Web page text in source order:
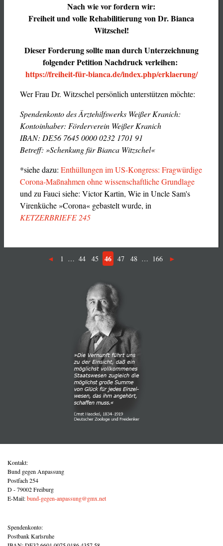
Nach wie vor fordern wir:
Freiheit und volle Rehabilitierung von Dr. Bianca
Witzschel!
Dieser Forderung sollte man durch Unterzeichnung
folgender Petition Nachdruck verleihen:
https://freiheit-für-bianca.de/index.php/erklaerung/
Wer Frau Dr. Witzschel persönlich unterstützen möchte:
Spendenkonto des Ärztehilfswerks Weißer Kranich:
Kontoinhaber: Förderverein Weißer Kranich
IBAN: DE56 7645 0000 0232 1701 91
Betreff: »Schenkung für Bianca Witzschel«
*siehe dazu: Enthüllungen im US-Kongress: Fragwürdige
Corona-Maßnahmen ohne wissenschaftliche Grundlage
und zu Fauci siehe: Victor Kartin, Wie in Uncle Sam's
Virenküche »Corona« gebastelt wurde, in
KETZERBRIEFE 245
1 … 44 45 46 47 48 … 166
Kontakt:
Bund gegen Anpassung
Postfach 254
D - 79002 Freiburg
E-Mail:bund-gegen-anpassung@gmx.net
Spendenkonto:
Postbank Karlsruhe